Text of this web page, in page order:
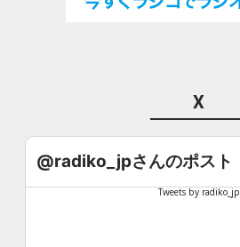
X
@radiko_jpさんのポスト
Tweets by radiko_jp